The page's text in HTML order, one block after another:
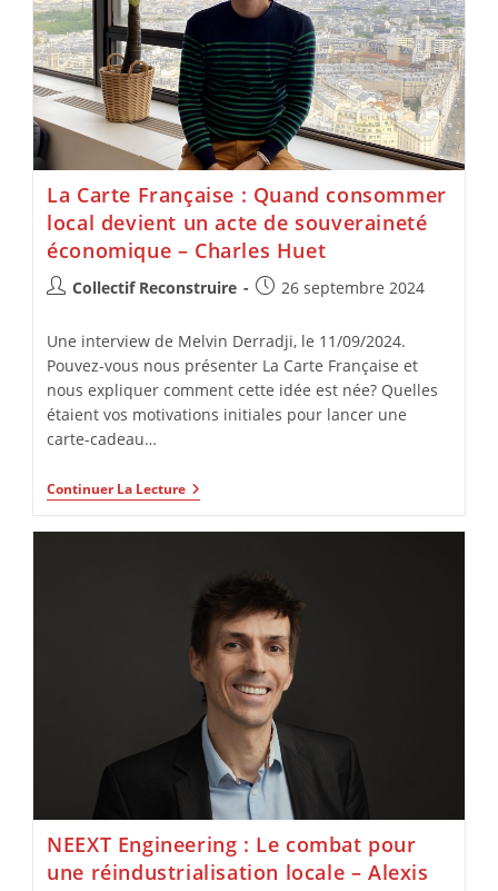
La Carte Française : Quand consommer
local devient un acte de souveraineté
économique – Charles Huet
Collectif Reconstruire 26 septembre 2024
Une interview de Melvin Derradji, le 11/09/2024.
Pouvez-vous nous présenter La Carte Française et
nous expliquer comment cette idée est née? Quelles
étaient vos motivations initiales pour lancer une
carte-cadeau…
Continuer La Lecture
NEEXT Engineering : Le combat pour
une réindustrialisation locale – Alexis